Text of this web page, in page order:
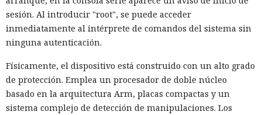
sesión. Al introducir "root", se puede acceder
inmediatamente al intérprete de comandos del sistema sin
ninguna autenticación.
Físicamente, el dispositivo está construido con un alto grado
de protección. Emplea un procesador de doble núcleo
basado en la arquitectura Arm, placas compactas y un
sistema complejo de detección de manipulaciones. Los